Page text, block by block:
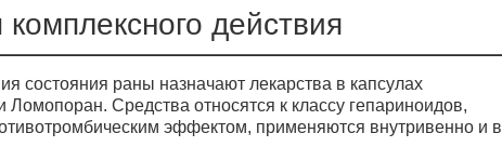
действия
состояния раны назначают лекарства в капсулах
Ломопоран. Средства относятся к классу гепариноидов,
эффектом, применяются внутривенно и в